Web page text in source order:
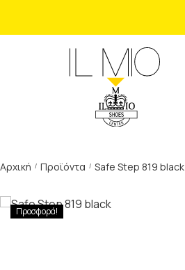
Αρχική / Προϊόντα / Safe Step 819 black
Προσφορά!